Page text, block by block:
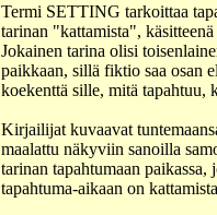
Termi SETTING tarkoittaa
tarinan "kattamista",
Jokainen tarina olisi
paikkaan, sillä fiktio saa osan
koekenttä sille, mitä tapahtuu,
Kirjailijat kuvaavat
maalattu näkyviin sanoilla
tarinan tapahtumaan paikassa,
tapahtuma-aikaan on